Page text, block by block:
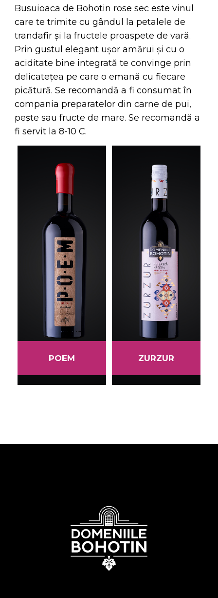
Busuioaca de Bohotin rose sec este vinul
care te trimite cu gândul la petalele de
trandafir și la fructele proaspete de vară.
Prin gustul elegant ușor amărui și cu o
aciditate bine integrată te convinge prin
delicatețea pe care o emană cu fiecare
picătură. Se recomandă a fi consumat în
compania preparatelor din carne de pui,
pește sau fructe de mare. Se recomandă a
fi servit la 8-10 C.
POEM ZURZUR